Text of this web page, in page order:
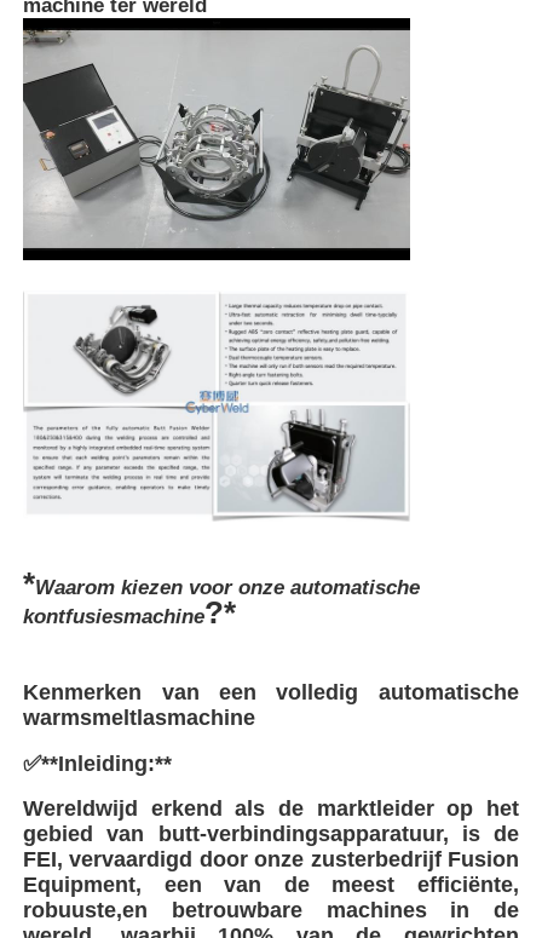
Thuis
Producten
Over ons
Fabrieksreis
Contacteer ons
Vraag een offerte aan
met een vermogen van niet meer dan 50 W
Pipe Butt Welding Machine
Elektrofusiebevestigingen
machine ter wereld
*Waarom kiezen voor onze automatische
kontfusiesmachine?*
Kenmerken van een volledig automatische
warmsmeltlasmachine
✅**Inleiding:**
Wereldwijd erkend als de marktleider op het
gebied van butt-verbindingsapparatuur, is de
FEI, vervaardigd door onze zusterbedrijf Fusion
Equipment, een van de meest efficiënte,
robuuste,en betrouwbare machines in de